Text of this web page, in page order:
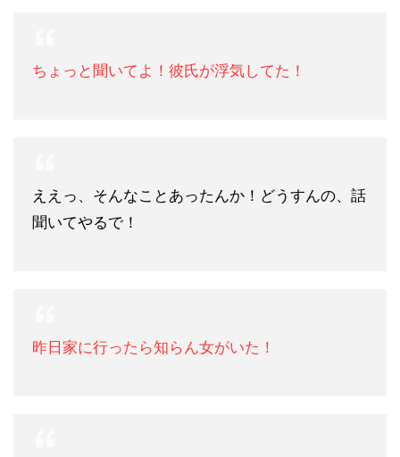
ちょっと聞いてよ！彼氏が浮気してた！
ええっ、そんなことあったんか！どうすんの、話
聞いてやるで！
昨日家に行ったら知らん女がいた！